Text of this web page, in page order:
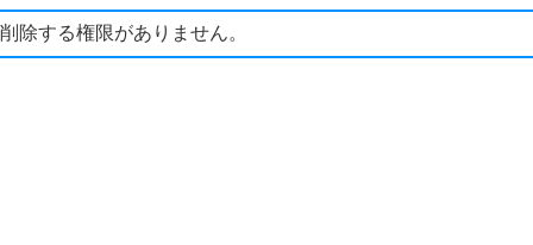
削除する権限がありません。